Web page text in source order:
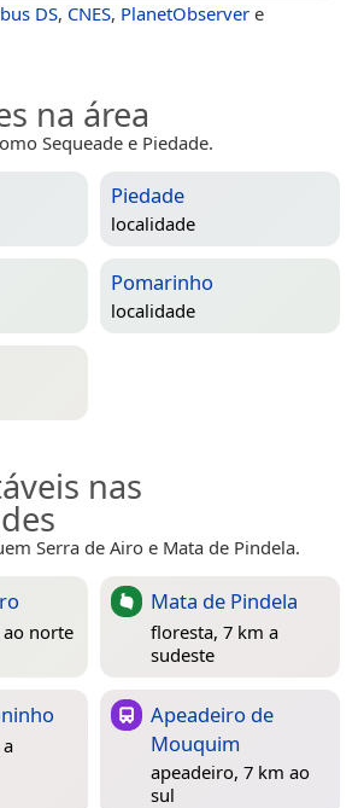
DS, CNES, PlanetObserver e
na área
Sequeade e Piedade.
Piedade
localidade
Pomarinho
localidade
nas
Serra de Airo e Mata de Pindela.
norte
Mata de Pindela
floresta, 7 km a
sudeste
Apeadeiro de
Mouquim
apeadeiro, 7 km ao
sul